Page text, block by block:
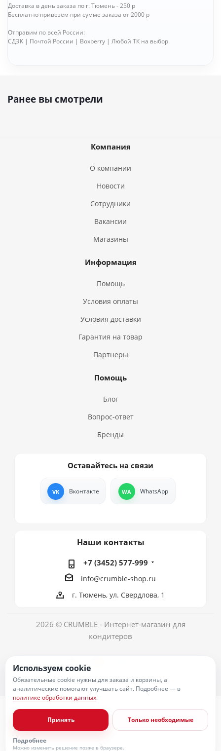
Доставка в день заказа по г. Тюмень - 250 р
Бесплатно привезем при сумме заказа от 2000 р
Отправим по всей России:
СДЭК | Почтой России | Boxberry | Любой ТК на выбор
Ранее вы смотрели
Компания
О компании
Новости
Сотрудники
Вакансии
Магазины
Информация
Помощь
Условия оплаты
Условия доставки
Гарантия на товар
Партнеры
Помощь
Блог
Вопрос-ответ
Бренды
Оставайтесь на связи
Вконтакте WhatsApp
Наши контакты
+7 (3452) 577-999
info@crumble-shop.ru
г. Тюмень, ул. Свердлова, 1
2026 © CRUMBLE - Интернет-магазин для
кондитеров
Согласие на обработку персональных данных
Публичная оферта
Пользовательское соглашение
Условия оплаты
Условия доставки
Используем cookie
Обязательные cookie нужны для заказа и корзины, а
аналитические помогают улучшать сайт. Подробнее — в
политике обработки данных.
Принять Только необходимые
Подробнее
Можно изменить решение позже в браузере.